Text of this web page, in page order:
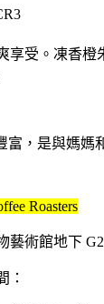
享受。凍香橙
富， 是與媽媽
Roasters
藝術館地下
：